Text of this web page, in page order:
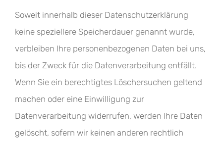
Soweit innerhalb dieser Datenschutzerklärung
keine speziellere Speicherdauer genannt wurde,
verbleiben Ihre personenbezogenen Daten bei uns,
bis der Zweck für die Datenverarbeitung entfällt.
Wenn Sie ein berechtigtes Löschersuchen geltend
machen oder eine Einwilligung zur
Datenverarbeitung widerrufen, werden Ihre Daten
gelöscht, sofern wir keinen anderen rechtlich